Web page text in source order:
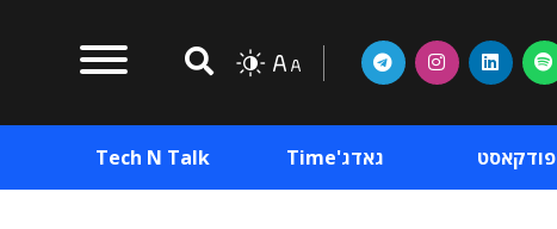
פודקאסט גאדג'Time Tech N Talk